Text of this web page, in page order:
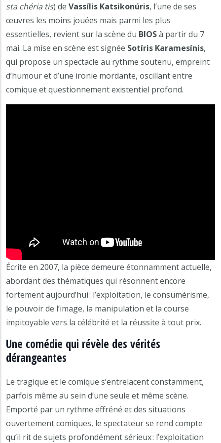
sta chéria tis) de Vassílis Katsikonúris, l’une de ses
œuvres les moins jouées mais parmi les plus
essentielles, revient sur la scène du BIOSà partir du 7
mai. La mise en scène est signée Sotíris Karamesínis,
qui propose un spectacle au rythme soutenu, empreint
d’humour et d’une ironie mordante, oscillant entre
comique et questionnement existentiel profond.
Écrite en 2007, la pièce demeure étonnamment actuelle,
abordant des thématiques qui résonnent encore
fortement aujourd’hui : l’exploitation, le consumérisme,
le pouvoir de l’image, la manipulation et la course
impitoyable vers la célébrité et la réussite à tout prix.
Une comédie qui révèle des vérités
dérangeantes
Le tragique et le comique s’entrelacent constamment,
parfois même au sein d’une seule et même scène.
Emporté par un rythme effréné et des situations
ouvertement comiques, le spectateur se rend compte
qu’il rit de sujets profondément sérieux : l’exploitation